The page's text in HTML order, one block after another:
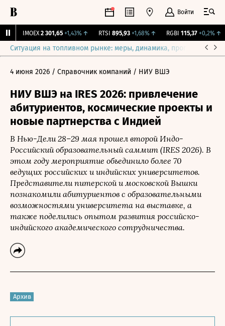
Войти
IMOEX 2 301,65 +1,43%↑ RTSI 895,93 +1,68%↑ RGBI 115,37 +0,2%↑
Ситуация на топливном рынке: меры, динамика, прогнозы
4 июня 2026 / Справочник компаний / НИУ ВШЭ
НИУ ВШЭ на IRES 2026: привлечение
абитуриентов, космические проекты и
новые партнерства с Индией
В Нью-Дели 28–29 мая прошел второй Индо-
Российский образовательный саммит (IRES 2026). В
этом году мероприятие объединило более 70
ведущих российских и индийских университетов.
Представители питерской и московской Вышки
познакомили абитуриентов с образовательными
возможностями университета на выставке, а
также поделились опытом развития российско-
индийского академического сотрудничества.
Архив